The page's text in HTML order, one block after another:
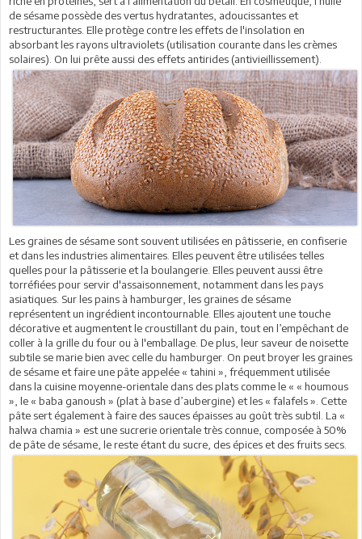
de sésame possède des vertus hydratantes, adoucissantes et
restructurantes. Elle protège contre les effets de l'insolation en
absorbant les rayons ultraviolets (utilisation courante dans les crèmes
solaires). On lui prête aussi des effets antirides (antivieillissement).
Les graines de sésame sont souvent utilisées en pâtisserie, en confiserie
et dans les industries alimentaires. Elles peuvent être utilisées telles
quelles pour la pâtisserie et la boulangerie. Elles peuvent aussi être
torréfiées pour servir d'assaisonnement, notamment dans les pays
asiatiques. Sur les pains à hamburger, les graines de sésame
représentent un ingrédient incontournable. Elles ajoutent une touche
décorative et augmentent le croustillant du pain, tout en l’empêchant de
coller à la grille du four ou à l'emballage. De plus, leur saveur de noisette
subtile se marie bien avec celle du hamburger. On peut broyer les graines
de sésame et faire une pâte appelée « tahini », fréquemment utilisée
dans la cuisine moyenne-orientale dans des plats comme le « « houmous
», le « baba ganoush » (plat à base d’aubergine) et les « falafels ». Cette
pâte sert également à faire des sauces épaisses au goût très subtil. La «
halwa chamia » est une sucrerie orientale très connue, composée à 50%
de pâte de sésame, le reste étant du sucre, des épices et des fruits secs.